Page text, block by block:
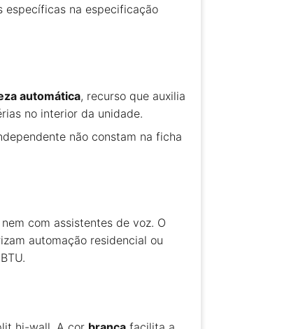
específicas na especificação
automática, recurso que auxilia
no interior da unidade.
não constam na ficha
com assistentes de voz. O
automação residencial ou